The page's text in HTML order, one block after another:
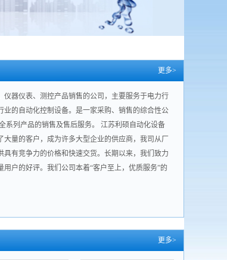
更多>
器仪表、测控产品销售的公司，主要服务于电力行
的自动化控制设备。是一家采购、销售的综合性公
系列产品的销售及售后服务。 江苏利硕自动化设备
量的客户，成为许多大型企业的供应商，我司从厂
有竞争力的价格和快速交货。长期以来，我们致力
户的好评。我们公司本着“客户至上，优质服务”的
更多>